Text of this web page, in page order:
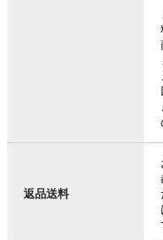
返品送料